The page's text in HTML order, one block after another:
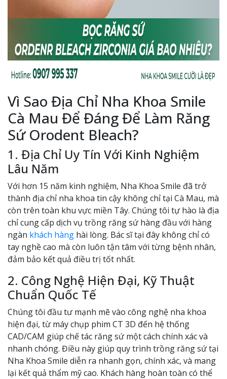
Vì Sao Địa Chỉ Nha Khoa Smile
Cà Mau Để Đáng Để Làm Răng
Sứ Orodent Bleach?
1. Địa Chỉ Uy Tín Với Kinh Nghiệm
Lâu Năm
Với hơn 15 năm kinh nghiệm, Nha Khoa Smile đã trở
thành địa chỉ nha khoa tin cậy không chỉ tại Cà Mau, mà
còn trên toàn khu vực miền Tây. Chúng tôi tự hào là địa
chỉ cung cấp dịch vụ trồng răng sứ hàng đầu với hàng
ngàn khách hàng hài lòng. Bác sĩ tại đây không chỉ có
tay nghề cao mà còn luôn tận tâm với từng bệnh nhân,
đảm bảo kết quả điều trị tốt nhất.
2. Công Nghệ Hiện Đại, Kỹ Thuật
Chuẩn Quốc Tế
Chúng tôi đầu tư mạnh mẽ vào công nghệ nha khoa
hiện đại, từ máy chụp phim CT 3D đến hệ thống
CAD/CAM giúp chế tác răng sứ một cách chính xác và
nhanh chóng. Điều này giúp quy trình trồng răng sứ tại
Nha Khoa Smile diễn ra nhanh gọn, chính xác, và mang
lại kết quả thẩm mỹ cao. Khách hàng hoàn toàn có thể